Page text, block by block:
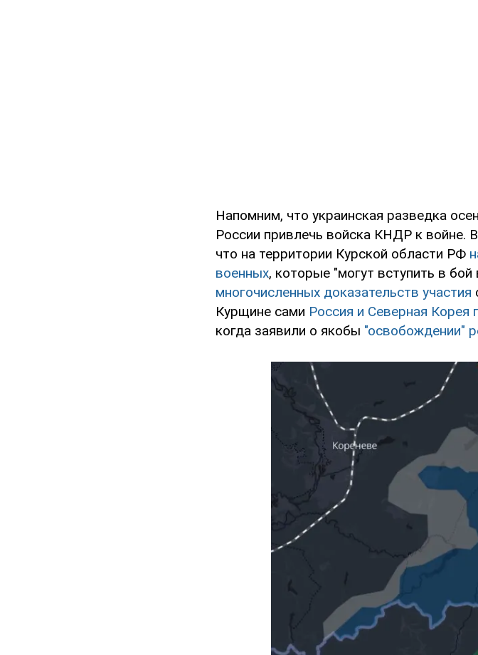
Напомним, что украинская разведка
России привлечь войска КНДР к войне.
что на территории Курской области РФ
военных, которые "могут вступить в
многочисленных доказательств участия
Курщине сами Россия и Северная Корея
когда заявили о якобы "освобождении"